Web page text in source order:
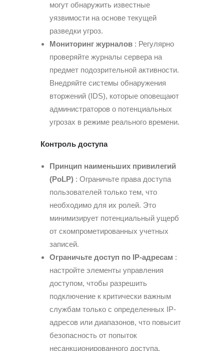
могут обнаружить известные
уязвимости на основе текущей
разведки угроз.
Мониторинг журналов : Регулярно
проверяйте журналы сервера на
предмет подозрительной активности.
Внедряйте системы обнаружения
вторжений (IDS), которые оповещают
администраторов о потенциальных
угрозах в режиме реального времени.
Контроль доступа
Принцип наименьших привилегий
(PoLP) : Ограничьте права доступа
пользователей только тем, что
необходимо для их ролей. Это
минимизирует потенциальный ущерб
от скомпрометированных учетных
записей.
Ограничьте доступ по IP-адресам :
настройте элементы управления
доступом, чтобы разрешить
подключение к критически важным
службам только с определенных IP-
адресов или диапазонов, что повысит
безопасность от попыток
несанкционированного доступа.